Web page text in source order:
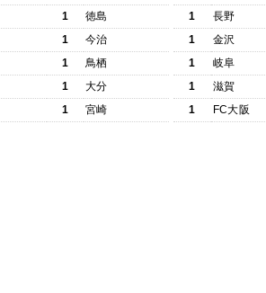
1
徳島
1
今治
1
鳥栖
1
大分
1 宮崎
1
長野
1
金沢
1
岐阜
1
滋賀
1
FC大阪